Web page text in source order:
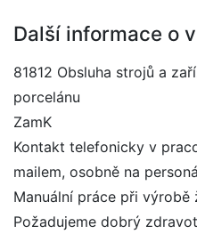
Další informace o
81812 Obsluha strojů a
porcelánu
ZamK
Kontakt telefonicky v
mailem, osobně na
Manuální práce při
Požadujeme dobrý